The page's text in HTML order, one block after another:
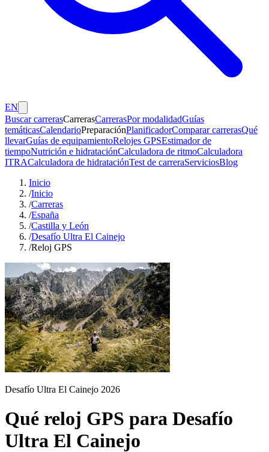
EN
Buscar carrerasCarrerasCarrerasPor modalidadGuías
temáticasCalendarioPreparaciónPlanificadorComparar carrerasQué
llevarGuías de equipamientoRelojes GPSEstimador de
tiempoNutrición e hidrataciónCalculadora de ritmoCalculadora
ITRACalculadora de hidrataciónTest de carreraServiciosBlog
Inicio
/Inicio
/Carreras
/España
/Castilla y León
/Desafío Ultra El Cainejo
/Reloj GPS
Desafío Ultra El Cainejo 2026
Qué reloj GPS para Desafío
Ultra El Cainejo